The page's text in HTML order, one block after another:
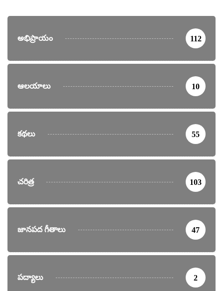
అభిప్రాయం 112
ఆలయాలు 10
కథలు 55
చరిత్ర 103
జానపద గీతాలు 47
పద్యాలు 2